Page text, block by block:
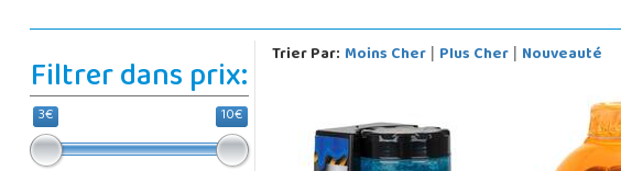
Filtrer dans prix:
3€ 10€
Trier Par: Moins Cher| Plus Cher| Nouveauté